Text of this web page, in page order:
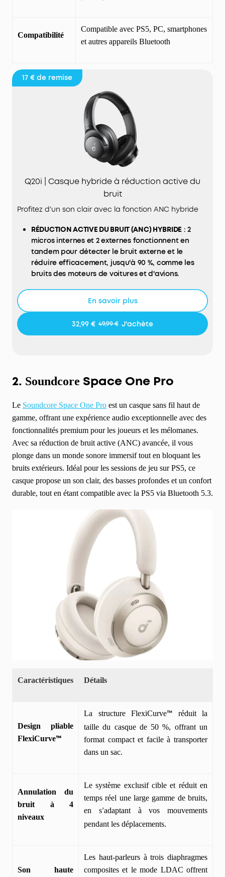
Compatibilité
Compatible avec PS5, PC, smartphones
et autres appareils Bluetooth
17 € de remise
Q20i | Casque hybride à réduction active du
bruit
Profitez d'un son clair avec la fonction ANC hybride
RÉDUCTION ACTIVE DU BRUIT (ANC) HYBRIDE : 2
micros internes et 2 externes fonctionnent en
tandem pour détecter le bruit externe et le
réduire efficacement, jusqu'à 90 %, comme les
bruits des moteurs de voitures et d'avions.
antibruit est doté de grands transducteurs
détaillé et des rythmes puissants grâce à la
grâce à 40 heures d'autonomie avec ANC activé
et 60 heures sans, vous pouvez vous déplacer en
Effectuez une charge rapide pendant 5 minutes
pour profiter de 4 heures de lecture
supplémentaires.
DOUBLE CONNEXION: connectez-vous
simultanément à deux appareils en Bluetooth 5.0
et basculez instantanément de l'un à l'autre. Que
vous travailliez sur votre ordinateur portable ou
que vous ayez besoin de prendre un appel
téléphonique, le son sera automatiquement lu
depuis l'appareil dont vous avez besoin.
APPLICATION POUR PERSONNALISER L'ÉGALISEUR
téléchargez l'application soundcore pour
personnaliser votre son à l'aide de l'égaliseur,
proposant 22 préréglages ou de tout peaufiner
vous-même. Vous pouvez également basculer
entre 3 modes : ANC, Normal et Transparence, et
vous détendre avec du bruit blanc.
ENTENDEZ VOTRE ENVIRONNEMENT : passez en
mode Transparence sur votre casque antibruit
lorsque vous devez être conscient des sons
environnants : entendre les annonces des
transports, traverser la route ou simplement
rester connecté au monde qui vous entoure.
En savoir plus
32,99 € 49,99 € J'achète
2. Soundcore Space One Pro
Le Soundcore Space One Pro est un casque sans fil haut de
gamme, offrant une expérience audio exceptionnelle avec des
fonctionnalités premium pour les joueurs et les mélomanes.
Avec sa réduction de bruit active (ANC) avancée, il vous
plonge dans un monde sonore immersif tout en bloquant les
bruits extérieurs. Idéal pour les sessions de jeu sur PS5, ce
casque propose un son clair, des basses profondes et un confort
durable, tout en étant compatible avec la PS5 via Bluetooth 5.3.
Caractéristiques Détails
Design pliable
FlexiCurve™
La structure FlexiCurve™ réduit la
taille du casque de 50 %, offrant un
format compact et facile à transporter
dans un sac.
Annulation du
bruit à 4
niveaux
Le système exclusif cible et réduit en
temps réel une large gamme de bruits,
en s’adaptant à vos mouvements
pendant les déplacements.
Son haute
Les haut-parleurs à trois diaphragmes
composites et le mode LDAC offrent